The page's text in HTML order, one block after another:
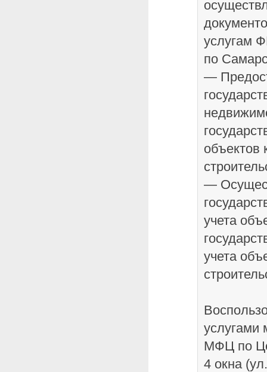
услугам
по
—
объектов
—
учета
учета
услугами
МФЦ по
4 окна